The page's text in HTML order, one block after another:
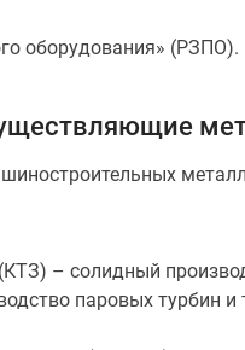
оборудования» (РЗПО).
– солидный
паровых турбин и